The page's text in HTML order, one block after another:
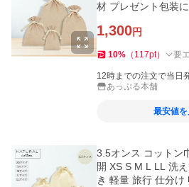
材 プレゼント包装
1,300円
10% （ 117pt） 要
12時までの注文で当日
あっぷる本舗
最安値を
3.5オンス コットン
開 XS S M L LL 洗
き 軽量 旅行 仕分け